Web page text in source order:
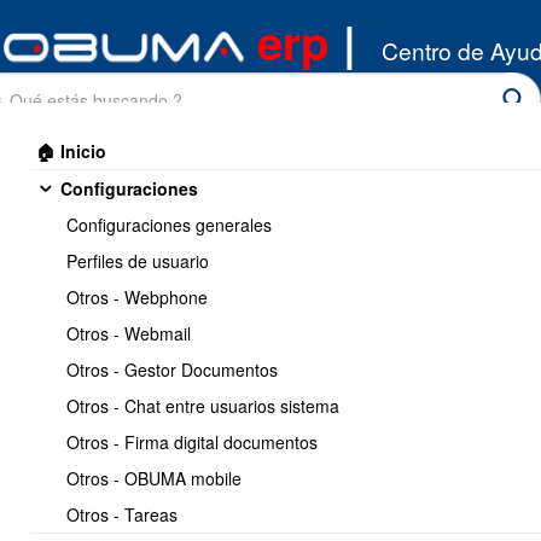
erp | Centro de
🏠 Inicio
Configuraciones
Configuraciones generales
Perfiles de usuario
Otros - Webphone
Otros - Webmail
Otros - Gestor Documentos
Otros - Chat entre usuarios sistema
Otros - Firma digital documentos
Otros - OBUMA mobile
Otros - Tareas
Inventario/Productos
Imprimir << Anterior 25 / 32
Permitir que uno o varios
producto especificos se